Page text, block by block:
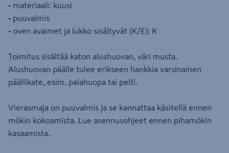
• materiaali: kuusi
• puuvalmis
• oven avaimet ja lukko sisältyvät (K/E): K
Toimitus sisältää katon alushuovan, väri musta.
Alushuovan päälle tulee erikseen hankkia varsinainen
päällikate, esim. palahuopa tai pelti.
Vierasmaja on puuvalmis ja se kannattaa käsitellä ennen
mökin kokoamista. Lue asennusohjeet ennen pihamökin
kasaamista.